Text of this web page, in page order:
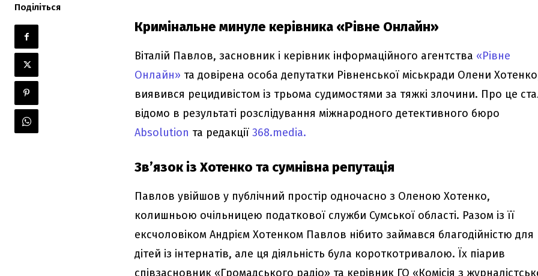
Поділіться
Кримінальне минуле керівника «Рівне Онлайн»
Віталій Павлов, засновник і керівник інформаційного агентства «Рівне
Онлайн» та довірена особа депутатки Рівненської міськради Олени
виявився рецидивістом із трьома судимостями за тяжкі злочини. Про це
відомо в результаті розслідування міжнародного детективного бюро
Absolution та редакції368.media.
Зв’язок із Хотенко та сумнівна репутація
Павлов увійшов у публічний простір одночасно з Оленою Хотенко,
колишньою очільницею податкової служби Сумської області. Разом із її
ексчоловіком Андрієм Хотенком Павлов нібито займався благодійністю для
дітей із інтернатів, але ця діяльність була короткотривалою. Їх піарив
співзасновник «Громадського радіо» та керівник ГО «Комісія з